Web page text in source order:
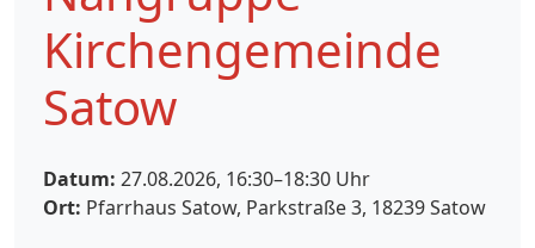
Kirchengemeinde
Satow
Datum: 27.08.2026, 16:30–18:30 Uhr
Ort: Pfarrhaus Satow, Parkstraße 3, 18239 Satow